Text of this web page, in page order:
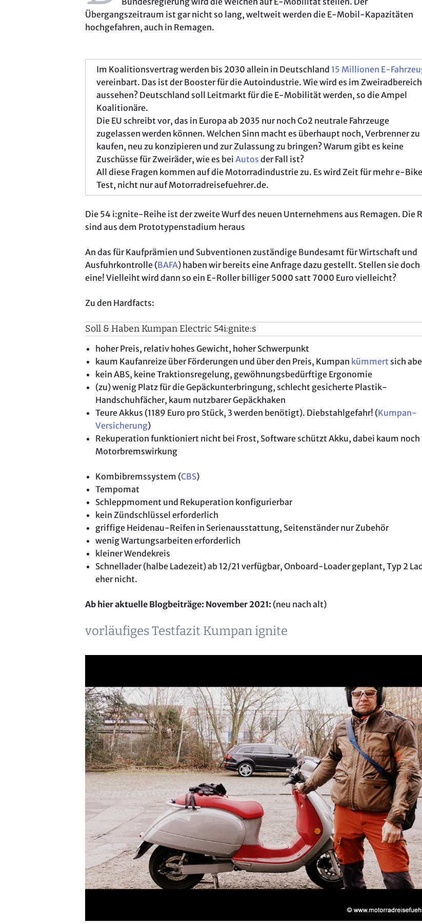
Übergangszeitraum ist gar nicht so lang, weltweit werden die E-Mobil-Kapazitäten
hochgefahren, auch in Remagen.
Im Koalitionsvertrag werden bis 2030 allein in Deutschland 15 Millionen E-
vereinbart. Das ist der Booster für die Autoindustrie. Wie wird es im Zweiradbereich
aussehen? Deutschland soll Leitmarkt für die E-Mobilität werden, so die Ampel
Koalitionäre.
Die EU schreibt vor, das in Europa ab 2035 nur noch Co2 neutrale Fahrzeuge
zugelassen werden können. Welchen Sinn macht es überhaupt noch, Verbrenner zu
kaufen, neu zu konzipieren und zur Zulassung zu bringen? Warum gibt es keine
Zuschüsse für Zweiräder, wie es beiAutos der Fall ist?
All diese Fragen kommen auf die Motorradindustrie zu. Es wird Zeit für mehr e-Bike
Test, nicht nur auf Motorradreisefuehrer.de.
Die 54 i:gnite-Reihe ist der zweite Wurf des neuen Unternehmens aus Remagen. Die
sind aus dem Prototypenstadium heraus
An das für Kaufprämien und Subventionen zuständige Bundesamt für Wirtschaft und
Ausfuhrkontrolle (BAFA) haben wir bereits eine Anfrage dazu gestellt. Stellen sie doch
eine! Vielleiht wird dann so ein E-Roller billiger 5000 satt 7000 Euro vielleicht?
Zu den Hardfacts:
Soll & Haben Kumpan Electric 54i:gnite:s
hoher Preis, relativ hohes Gewicht, hoher Schwerpunkt
kaum Kaufanreize über Förderungen und über den Preis, Kumpan kümmert sich
kein ABS, keine Traktionsregelung, gewöhnungsbedürftige Ergonomie
(zu) wenig Platz für die Gepäckunterbringung, schlecht gesicherte Plastik-
Handschuhfächer, kaum nutzbarer Gepäckhaken
Teure Akkus (1189 Euro pro Stück, 3 werden benötigt). Diebstahlgefahr! (Kumpan-
Versicherung)
Rekuperation funktioniert nicht bei Frost, Software schützt Akku, dabei kaum noch
Motorbremswirkung
Kombibremssystem (CBS)
Tempomat
Schleppmoment und Rekuperation konfigurierbar
kein Zündschlüssel erforderlich
griffige Heidenau-Reifen in Serienausstattung, Seitenständer nur Zubehör
wenig Wartungsarbeiten erforderlich
kleiner Wendekreis
Schnellader (halbe Ladezeit) ab 12/21 verfügbar, Onboard-Loader geplant, Typ 2
eher nicht.
Ab hier aktuelle Blogbeiträge: November 2021: (neu nach alt)
vorläufiges Testfazit Kumpan ignite